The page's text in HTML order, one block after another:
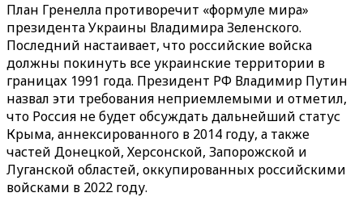
План Гренелла противоречит «‎формуле мира»‎
президента Украины Владимира Зеленского.
Последний настаивает, что российские войска
должны покинуть все украинские территории в
границах 1991 года. Президент РФ Владимир Путин
назвал эти требования неприемлемыми и отметил,
что Россия не будет обсуждать дальнейший статус
Крыма, аннексированного в 2014 году, а также
частей Донецкой, Херсонской, Запорожской и
Луганской областей, оккупированных российскими
войсками в 2022 году.